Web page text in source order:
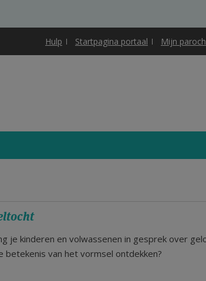
Hulp Startpagina portaal Mijn
je kinderen en volwassenen in gesprek over
betekenis van het vormsel ontdekken?